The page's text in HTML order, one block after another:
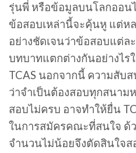
รุ่นพี่ หรือข้อมูลบนโลกออน
ข้อสอบเหล่านี้จะคุ้นหู แต่ห
อย่างชัดเจนว่าข้อสอบแต่ล
บทบาทแตกต่างกันอย่างไร
TCAS นอกจากนี้ ความสับ
ว่าจำเป็นต้องสอบทุกสนาม
สอบไม่ครบ อาจทำให้ยื่น
ในการสมัครคณะที่สนใจ ด้
จำนวนไม่น้อยจึงตัดสินใจส